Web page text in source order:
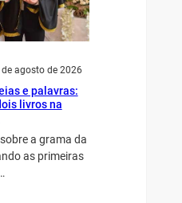
de agosto de 2026
e palavras:
livros na
a grama da
as primeiras